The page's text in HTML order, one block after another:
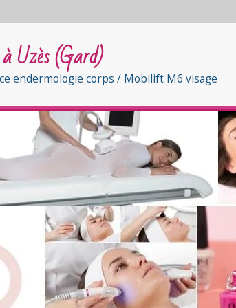
Uzès (Gard)
endermologie corps / Mobilift M6 visage